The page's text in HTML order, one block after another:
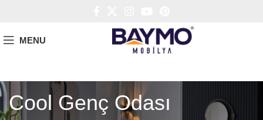
MENU
Cool Genç Odası